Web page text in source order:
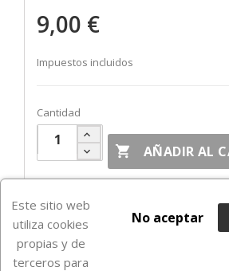
9,00 €
Impuestos incluidos
Cantidad
 AÑADIR AL

Este sitio web
utiliza cookies
propias y de
terceros para
No aceptar